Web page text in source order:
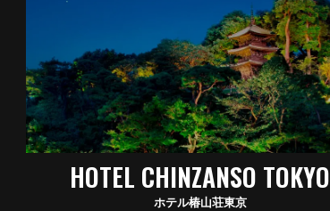
HOTEL CHINZANSO TOKYO
ホテル椿山荘東京